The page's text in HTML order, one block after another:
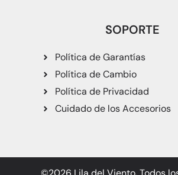
SOPORTE
Política de Garantías
Política de Cambio
Política de Privacidad
Cuidado de los Accesorios